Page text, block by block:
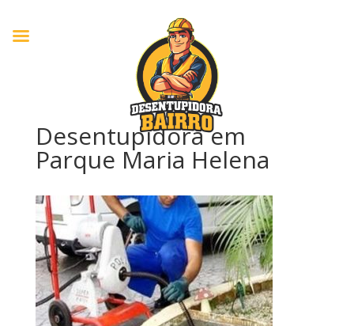
Desentupidora em
Parque Maria Helena